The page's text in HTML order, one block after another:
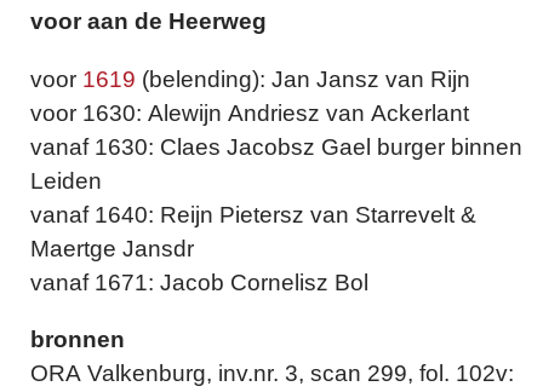
voor aan de Heerweg
voor 1619 (belending): Jan Jansz van Rijn
voor 1630: Alewijn Andriesz van Ackerlant
vanaf 1630: Claes Jacobsz Gael burger binnen
Leiden
vanaf 1640: Reijn Pietersz van Starrevelt &
Maertge Jansdr
vanaf 1671: Jacob Cornelisz Bol
bronnen
ORA Valkenburg, inv.nr. 3, scan 299, fol. 102v: